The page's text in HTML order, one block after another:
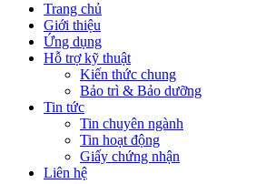
Trang chủ
Giới thiệu
Ứng dụng
Hỗ trợ kỹ thuật
Kiến thức chung
Bảo trì & Bảo dưỡng
Tin tức
Tin chuyên ngành
Tin hoạt động
Giấy chứng nhận
Liên hệ